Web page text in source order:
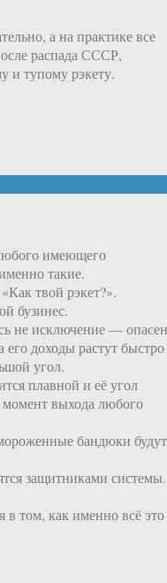
а на практике все
распада СССР,
и тупому рэкету.
имеющего
такие.
твой рэкет?».
бузинес.
не исключение — опасен
его доходы растут быстро
угол.
плавной и её угол
выхода любого
бандюки будут
защитниками системы.
в том, как именно всё это